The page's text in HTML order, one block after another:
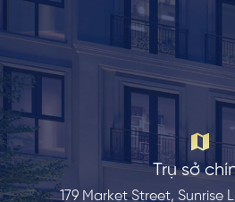
Trụ sở
179 Market Street, Sunrise